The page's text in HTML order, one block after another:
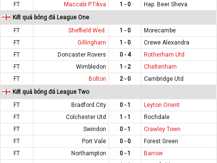
FT
Maccabi P.Tikva 1 - 0
Hap. Beer Sheva
Kết quả bóng đá League One
FT
Sheffield Wed. 1 - 0
Morecambe
FT
Gillingham 1 - 0
Crewe Alexandra
FT
Doncaster Rovers 0 - 4
Rotherham Utd
FT
Wimbledon 1 - 2
Cheltenham
FT
Bolton 2 - 0
Cambridge Utd
Kết quả bóng đá League Two
FT
Bradford City 0 - 1
Leyton Orient
FT
Colchester Utd 1 - 1
Rochdale
FT
Swindon 0 - 1
Crawley Town
FT
Port Vale 0 - 0
Forest Green
FT
Northampton 0 - 1
Barrow